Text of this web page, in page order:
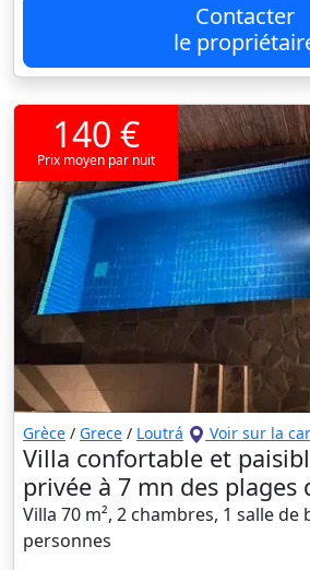
Contacter
le
140 €
Prix moyen par nuit
Grèce / Grece / Loutrá Voir sur la
Villa confortable et
privée à 7 mn des plages
Villa 70 m², 2 chambres, 1 salle de
personnes